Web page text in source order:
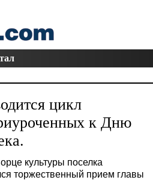
цикл
к Дню
культуры поселка
торжественный прием главы